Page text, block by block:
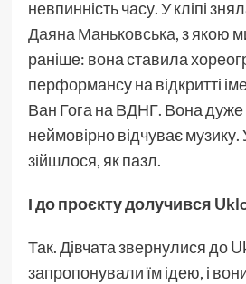
невпинність часу. У кліпі
Даяна Маньковська, з якою
раніше: вона ставила
перформансу на відкритті
Ван Гога на ВДНГ. Вона дуже
неймовірно відчуває музику.
зійшлося, як пазл.
І до проєкту долучився
Так. Дівчата звернулися до
запропонували їм ідею, і